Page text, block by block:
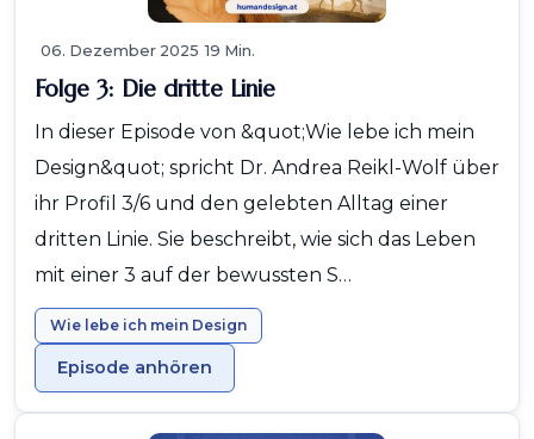
06. Dezember 2025 19 Min.
Folge 3: Die dritte Linie
In dieser Episode von &quot;Wie lebe ich mein
Design&quot; spricht Dr. Andrea Reikl-Wolf über
ihr Profil 3/6 und den gelebten Alltag einer
dritten Linie. Sie beschreibt, wie sich das Leben
mit einer 3 auf der bewussten S…
Wie lebe ich mein Design
Episode anhören